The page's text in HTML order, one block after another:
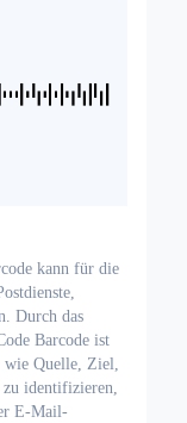
kann für die
Durch das
Barcode ist
wie Quelle, Ziel,
zu identifizieren,
E-Mail-